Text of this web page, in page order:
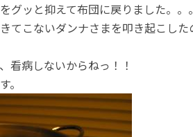
グッと抑えて布団に戻りました。。
きてこないダンナさまを叩き起こし
看病しないからねっ！！
。